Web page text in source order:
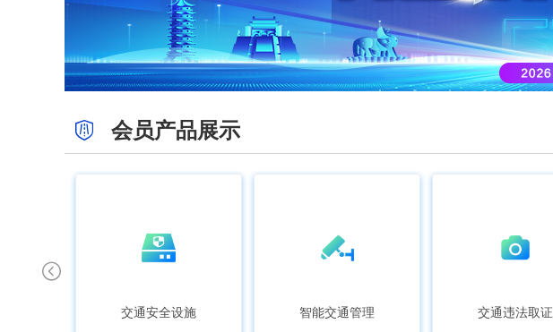
会员产品展示
交通安全设施 智能交通管理 交通违法取证